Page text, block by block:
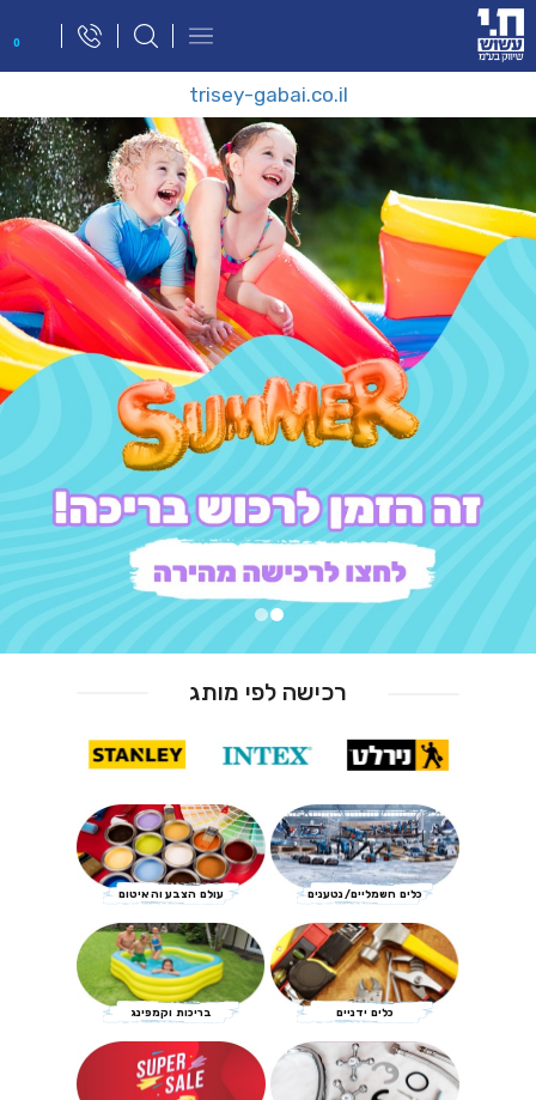
0
פתח
trisey-gabai.co.il
רכישה לפי מותג
כלים ידניים בריכות וקמפינג
עולם הצבע והאיטום כלים חשמליים/נטענים